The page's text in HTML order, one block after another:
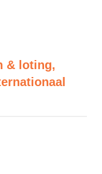
& loting,